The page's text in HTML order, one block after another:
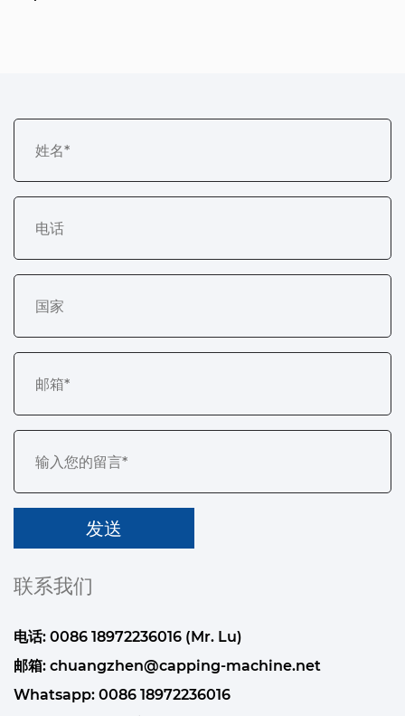
联系我们
电话: 0086 18972236016 (Mr. Lu)
邮箱: chuangzhen@capping-machine.net
Whatsapp: 0086 18972236016